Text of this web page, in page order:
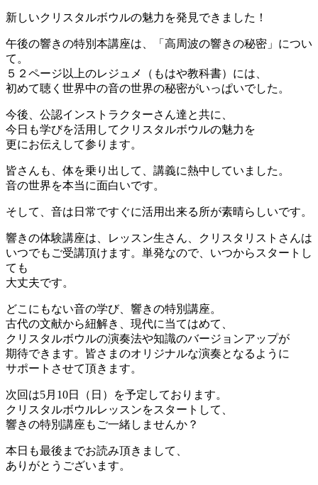
新しいクリスタルボウルの魅力を発見できました！
午後の響きの特別本講座は、「高周波の響きの秘密」につい
て。
５２ページ以上のレジュメ（もはや教科書）には、
初めて聴く世界中の音の世界の秘密がいっぱいでした。
今後、公認インストラクターさん達と共に、
今日も学びを活用してクリスタルボウルの魅力を
更にお伝えして参ります。
皆さんも、体を乗り出して、講義に熱中していました。
音の世界を本当に面白いです。
そして、音は日常ですぐに活用出来る所が素晴らしいです。
響きの体験講座は、レッスン生さん、クリスタリストさんは
いつでもご受講頂けます。単発なので、いつからスタートし
ても
大丈夫です。
どこにもない音の学び、響きの特別講座。
古代の文献から紐解き、現代に当てはめて、
クリスタルボウルの演奏法や知識のバージョンアップが
期待できます。皆さまのオリジナルな演奏となるように
サポートさせて頂きます。
次回は5月10日（日）を予定しております。
クリスタルボウルレッスンをスタートして、
響きの特別講座もご一緒しませんか？
本日も最後までお読み頂きまして、
ありがとうございます。